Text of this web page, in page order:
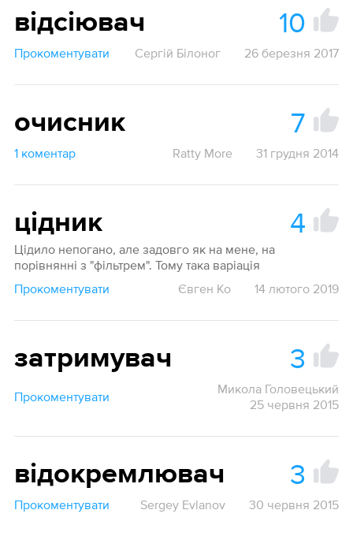
відсіювач 10
Прокоментувати Сергій Білоног 26 березня 2017
очисник 7
1 коментар Ratty More 31 грудня 2014
цідник 4
Цідило непогано, але задовго як на мене, на
порівнянні з "фільтрем". Тому така варіація
Прокоментувати
Євген Ко 14 лютого 2019
затримувач 3
Прокоментувати
Микола Головецький
25 червня 2015
відокремлювач 3
Прокоментувати Sergey Evlanov 30 червня 2015